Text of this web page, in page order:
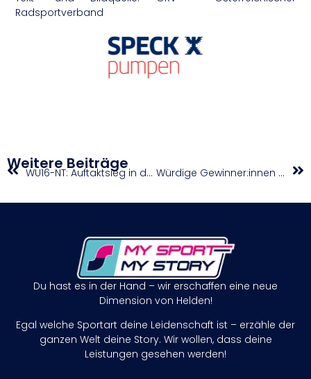
Radsportverband
Weitere Beiträge WU16-NT: Auftaktsieg in der Türkei Würdige Gewinner:innen bei der ÖM Damensattelreiten
Du hast es in der Hand – wir erschaffen eine neue
Dimension von Helden!
Egal welche Sportart deine Leidenschaft ist – erzähle der
ganzen Welt deine Story. Wir wollen, dass deine
Leistungen gesehen werden!